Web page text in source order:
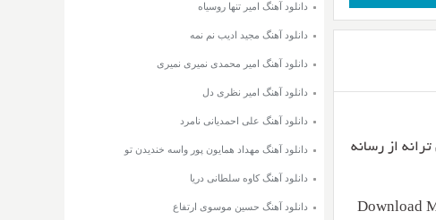
با دو کیفیت ۳۲۰ و ۱۲۸ + متن ترانه از رسانه
Download
دانلود آهنگ امیر تنها روسیاه
دانلود آهنگ مجید ادیب نم نمه
دانلود آهنگ امیر محمدی نمیری نمیری
دانلود آهنگ امیر نظری دل
دانلود آهنگ علی احمدیانی نامرد
دانلود آهنگ مهداد همایون پور واسه خندیدن تو
دانلود آهنگ کاوه سلطانی دریا
دانلود آهنگ حسین موسوی ارتفاع